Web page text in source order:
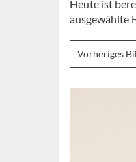
Heute ist
ausgewählte
Vorheriges